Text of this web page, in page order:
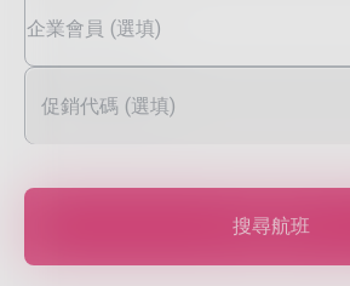
企業會員 (選填)
促銷代碼 (選填)
搜尋航班